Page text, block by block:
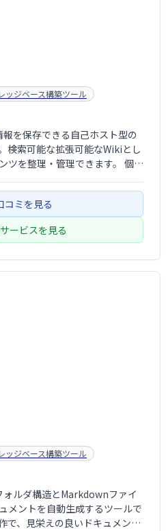
ッジベース構築ツール
を保存できる自己ホスト型の
検索可能な拡張可能なWikiとし
ツを整理・管理できます。 個人
コミを見る
ービスを見る
ッジベース構築ツール
ルダ構造とMarkdownファイ
メントを自動生成するツールで
で、見栄えの良いドキュメント